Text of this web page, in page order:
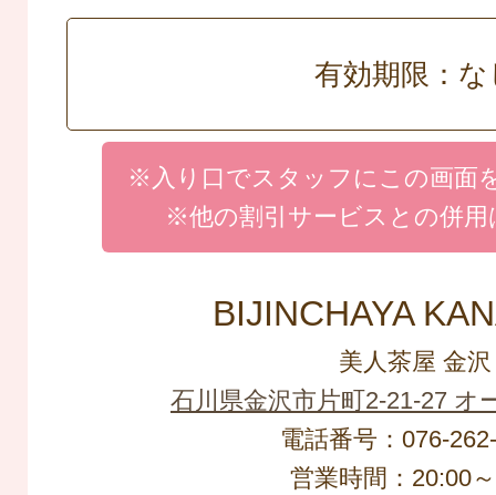
有効期限：な
※入り口でスタッフにこの画面
※他の割引サービスとの併
BIJINCHAYA
美人茶屋 金沢
石川県金沢市片町2-21-27 オ
電話番号：076-
営業時間：20:00